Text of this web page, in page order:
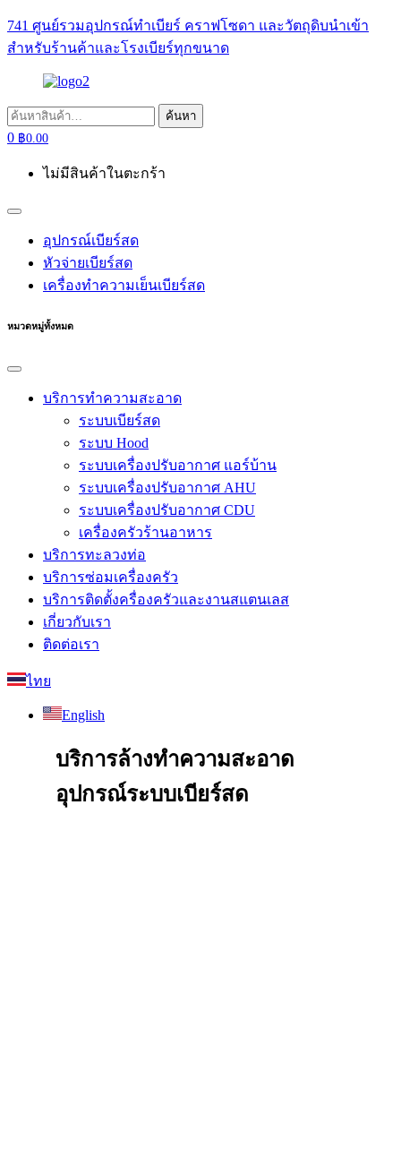
741 ศูนย์รวมอุปกรณ์ทำเบียร์ คราฟโซดา และวัตถุดิบนำเข้า
สำหรับร้านค้าและโรงเบียร์ทุกขนาด
ค้นหา: ค้นหา
0 ฿0.00
ไม่มีสินค้าในตะกร้า
อุปกรณ์เบียร์สด
หัวจ่ายเบียร์สด
เครื่องทำความเย็นเบียร์สด
หมวดหมู่ทั้งหมด
บริการทำความสะอาด
ระบบเบียร์สด
ระบบ Hood
ระบบเครื่องปรับอากาศ แอร์บ้าน
ระบบเครื่องปรับอากาศ AHU
ระบบเครื่องปรับอากาศ CDU
เครื่องครัวร้านอาหาร
บริการทะลวงท่อ
บริการซ่อมเครื่องครัว
บริการติดตั้งครื่องครัวและงานสแตนเลส
เกี่ยวกับเรา
ติดต่อเรา
ไทย
English
บริการล้างทำความสะอาด
อุปกรณ์ระบบเบียร์สด